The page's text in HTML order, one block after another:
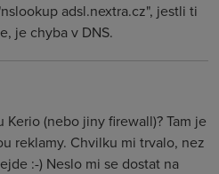
adsl.nextra.cz", jestli ti
je chyba v DNS.
(nebo jiny firewall)? Tam je
reklamy. Chvilku mi trvalo, nez
:-) Neslo mi se dostat na